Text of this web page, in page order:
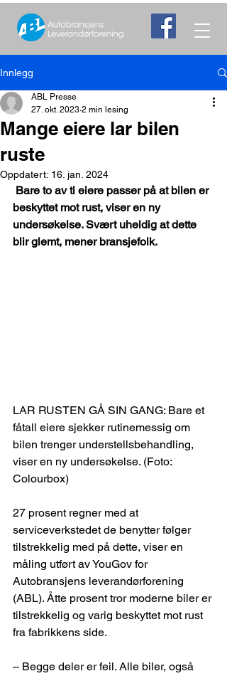
Innlegg
Mange eiere lar bilen
ruste
ABL Presse
27. okt. 2023 2 min lesing
Oppdatert: 16. jan. 2024
Bare to av ti eiere passer på at bilen er
beskyttet mot rust, viser en ny
undersøkelse. Svært uheldig at dette
blir glemt, mener bransjefolk.
LAR RUSTEN GÅ SIN GANG: Bare et
fåtall eiere sjekker rutinemessig om
bilen trenger understellsbehandling,
viser en ny undersøkelse. (Foto:
Colourbox)
27 prosent regner med at
serviceverkstedet de benytter følger
tilstrekkelig med på dette, viser en
måling utført av YouGov for
Autobransjens leverandørforening
(ABL). Åtte prosent tror moderne biler er
tilstrekkelig og varig beskyttet mot rust
fra fabrikkens side.
– Begge deler er feil. Alle biler, også